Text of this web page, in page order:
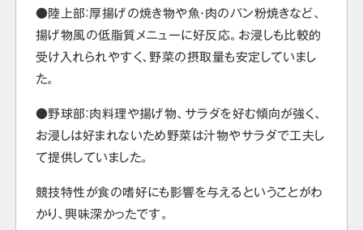
●陸上部：厚揚げの焼き物や魚・肉のパン粉焼きなど、
揚げ物風の低脂質メニューに好反応。お浸しも比較的
受け入れられやすく、野菜の摂取量も安定していまし
た。
●野球部：肉料理や揚げ物、サラダを好む傾向が強く、
お浸しは好まれないため野菜は汁物やサラダで工夫し
て提供していました。
競技特性が食の嗜好にも影響を与えるということがわ
かり、興味深かったです。